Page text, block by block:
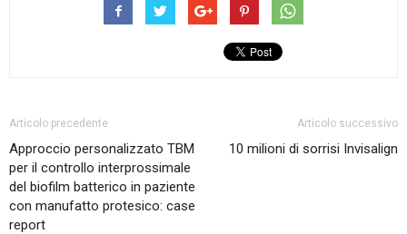
Articolo precedente
Approccio personalizzato TBM
per il controllo interprossimale
del biofilm batterico in paziente
con manufatto protesico: case
report
Articolo successivo
10 milioni di sorrisi Invisalign